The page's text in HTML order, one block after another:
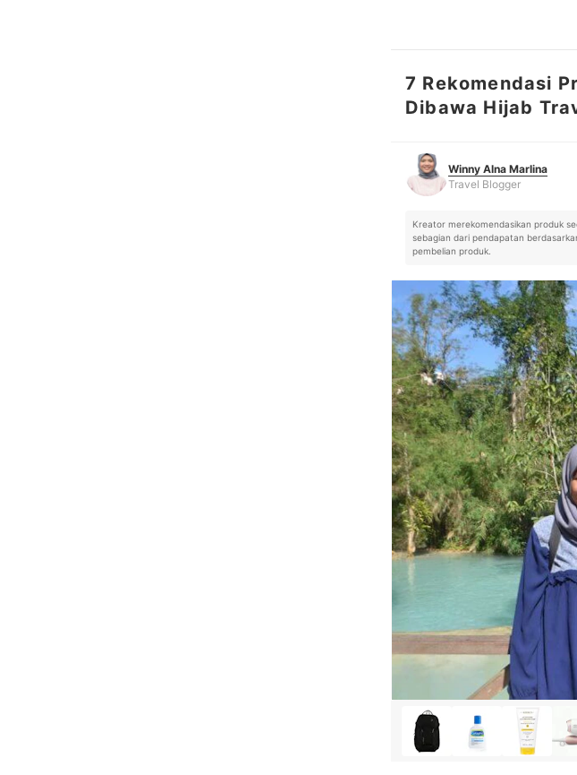
Winny Alna Marlina
7 Rekomendasi
Dibawa Hijab
Winny Alna Marlina
Travel Blogger
Kreator merekomendasikan produk
sebagian dari pendapatan
pembelian produk.